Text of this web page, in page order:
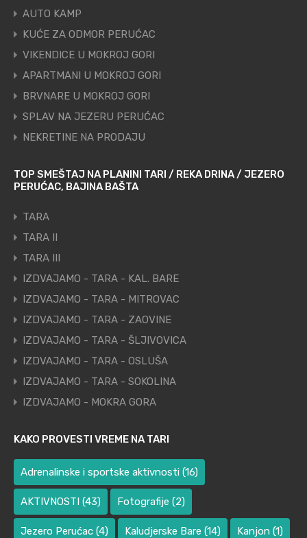
AUTO KAMP
KUĆE ZA ODMOR PERUĆAC
VIKENDICE U MOKROJ GORI
APARTMANI U MOKROJ GORI
BRVNARE U MOKROJ GORI
SPLAV NA JEZERU PERUĆAC
NEKRETINE NA PRODAJU
TOP SMEŠTAJ NA PLANINI TARI / REKA DRINA / JEZERO
PERUĆAC, BAJINA BAŠTA
TARA
TARA II
TARA III
IZDVAJAMO - TARA - KAL. BARE
IZDVAJAMO - TARA - MITROVAC
IZDVAJAMO - TARA - ZAOVINE
IZDVAJAMO - TARA - ŠLJIVOVICA
IZDVAJAMO - TARA - OSLUŠA
IZDVAJAMO - TARA - SOKOLINA
IZDVAJAMO - MOKRA GORA
KAKO PROVESTI VREME NA TARI
Adrenalinske i sportske aktivnosti (16)
AKTIVNOSTI (43) Fotografije (2)
Jezero Perućac (4) Kaludjerske Bare (14) Kanjon (1)